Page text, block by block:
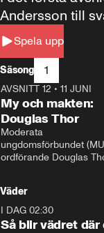
Spela upp
Andersson till
Säsong 1
AVSNITT 12 • 11 JUNI
My och makten:
Douglas Thor
Moderata
ungdomsförbundet
ordförande Douglas
tonårsutvisningarna och
Moderaterna ska locka
väljare till valet i höst.
Väder
I DAG 02:30
Så blir vädret där